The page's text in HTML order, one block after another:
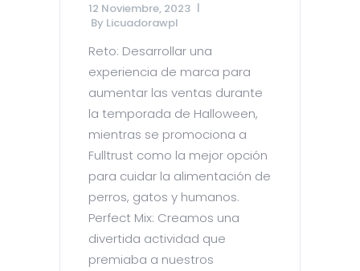
12 Noviembre, 2023
By Licuadorawpl
Reto: Desarrollar una
experiencia de marca para
aumentar las ventas durante
la temporada de Halloween,
mientras se promociona a
Fulltrust como la mejor opción
para cuidar la alimentación de
perros, gatos y humanos.
Perfect Mix: Creamos una
divertida actividad que
premiaba a nuestros